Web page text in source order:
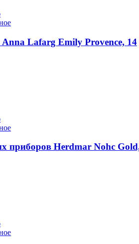
Lafarg Emily Provence, 14
приборов Herdmar Nohc